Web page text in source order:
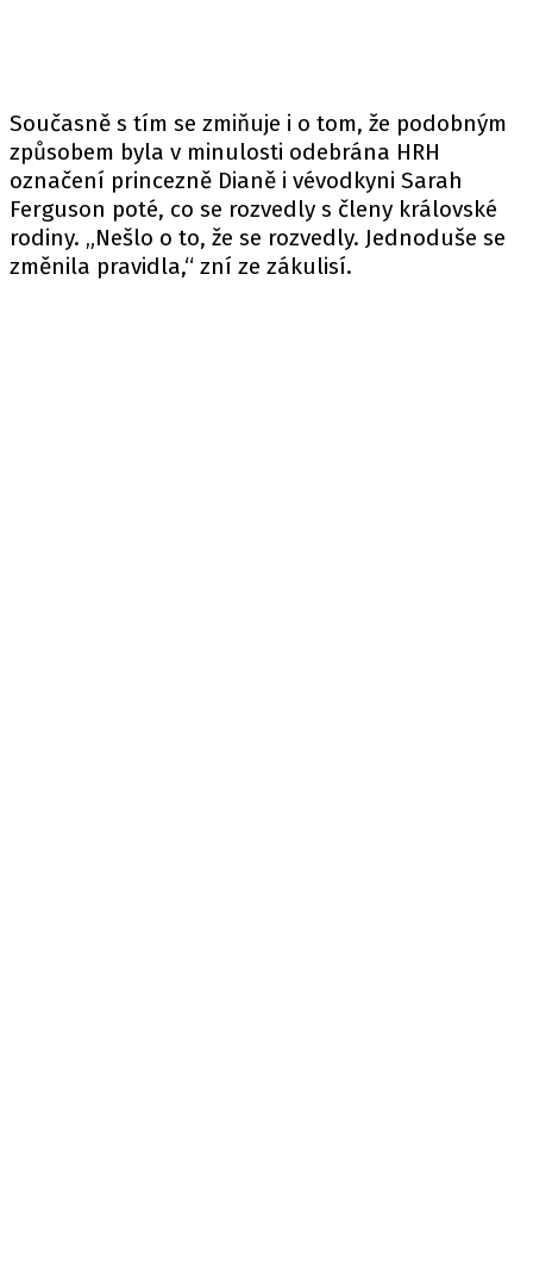
Současně s tím se zmiňuje i o tom, že podobným
způsobem byla v minulosti odebrána HRH
označení princezně Dianě i vévodkyni Sarah
Ferguson poté, co se rozvedly s členy královské
rodiny. „Nešlo o to, že se rozvedly. Jednoduše se
změnila pravidla,“ zní ze zákulisí.